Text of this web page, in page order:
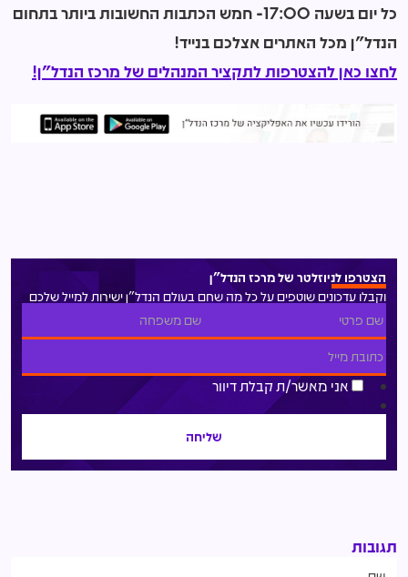
כל יום בשעה 17:00- חמש הכתבות החשובות ביותר בתחום
הנדל"ן מכל האתרים אצלכם בנייד!
לחצו כאן להצטרפות לתקציר המנהלים של מרכז הנדל"ן!
הצטרפו לניוזלטר של מרכז הנדל"ן
וקבלו עדכונים שוטפים על כל מה שחם בעולם הנדל"ן ישירות למייל שלכם
אני מאשר/ת קבלת דיוור
תגובות